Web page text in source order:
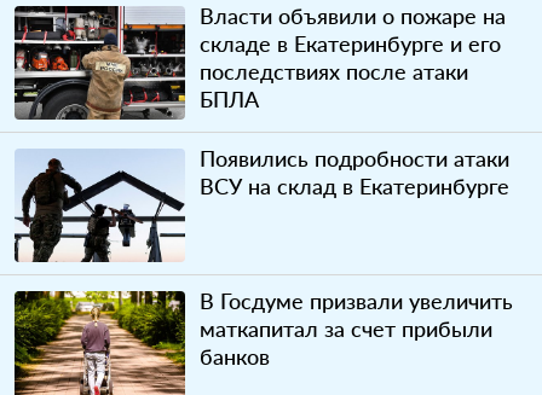
Власти объявили о пожаре на
складе в Екатеринбурге и его
последствиях после атаки
БПЛА
Появились подробности атаки
ВСУ на склад в Екатеринбурге
В Госдуме призвали увеличить
маткапитал за счет прибыли
банков